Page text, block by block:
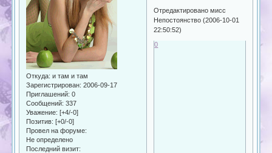
Откуда: и там и там
Зарегистрирован: 2006-09-17
Приглашений: 0
Сообщений: 337
Уважение: [+4/-0]
Позитив: [+0/-0]
Провел на форуме:
Не определено
Последний визит:
Отредактировано мисс
Непостоянство (2006-10-01
22:50:52)
0